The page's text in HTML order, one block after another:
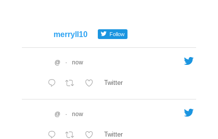
merryll10 Follow
@ · now
Twitter
@ · now
Twitter